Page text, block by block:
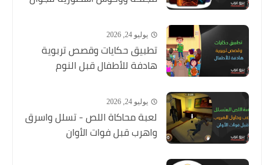
يوليو 24, 2026
تطبيق حكايات وقصص تربوية
هادفة للأطفال قبل النوم
يوليو 24, 2026
لعبة محاكاة اللص - تسلل واسرق
واهرب قبل فوات الأوان